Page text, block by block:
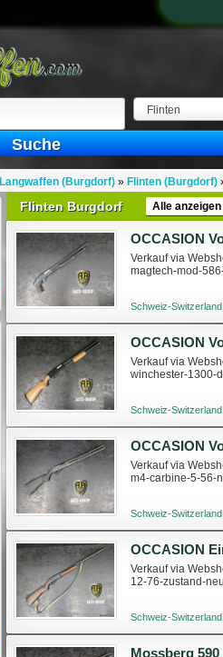
Flinten
Suche
Langwaffen (Burgdorf)» Flinten (Burgdorf)
Flinten Burgdorf Alle anzeigen
Verkauf via
magtech-mod-
Schweiz-
Verkauf via
winchester-1300-
Schweiz-
Verkauf via
m4-carbine-5-56-
Schweiz-
Verkauf via
12-76-zustand-
Schweiz-
Mossberg 590